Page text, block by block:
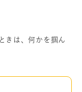
きは、何かを掴ん